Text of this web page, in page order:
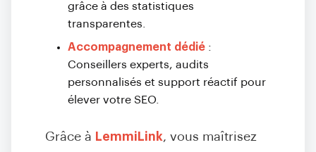
grâce à des statistiques
transparentes.
Accompagnement dédié :
Conseillers experts, audits
personnalisés et support réactif pour
élever votre SEO.
Grâce à LemmiLink, vous maîtrisez